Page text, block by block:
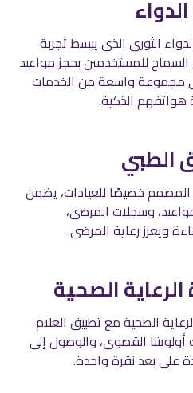
الثوري الذي يبسط تجربة
السماح للمستخدمين بحجز مواعيد
مجموعة واسعة من الخدمات
هواتفهم الذكية.
الطبي
خصيصًا للعيادات، يضمن
وسجلات المرضى،
ويعزز رعاية المرضى.
الصحية
الصحية مع تطبيق العلام
القصوى، والوصول إلى
على بعد نقرة واحدة.